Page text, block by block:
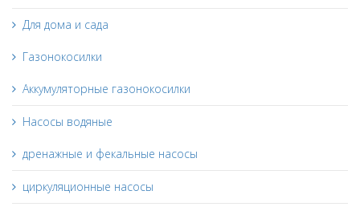
Для дома и сада
Газонокосилки
Аккумуляторные газонокосилки
Насосы водяные
дренажные и фекальные насосы
циркуляционные насосы